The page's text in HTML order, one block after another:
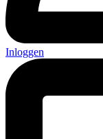
Inloggen